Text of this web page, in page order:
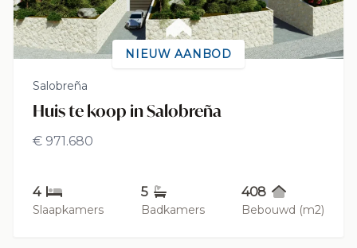
NIEUW AANBOD
Salobreña
Huis te koop in Salobreña
€ 971.680
4
Slaapkamers
5
Badkamers
408
Bebouwd (m2)